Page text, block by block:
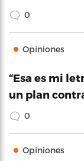
0
Opiniones
“Esa es mi
un plan
0
Opiniones